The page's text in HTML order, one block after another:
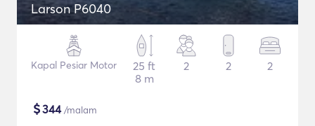
Larson P6040
Kapal Pesiar Motor
25 ft
8 m
2 2 2
$344/malam